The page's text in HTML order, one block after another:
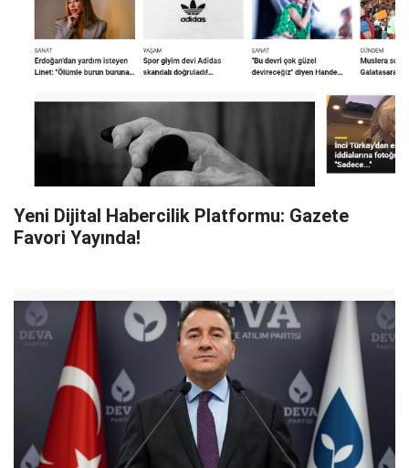
Yeni Dijital Habercilik Platformu: Gazete
Favori Yayında!